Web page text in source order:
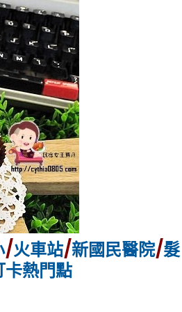
/火車站/新國民醫院/髮
卡熱門點